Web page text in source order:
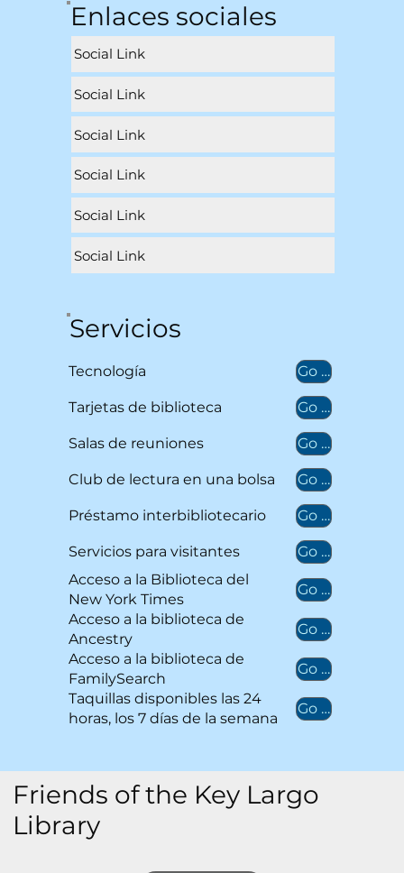
Friends of the Key Largo
Library
Enlaces sociales
Social Link
Social Link
Social Link
Social Link
Social Link
Social Link
Servicios
Tecnología Go to catalog
Tarjetas de biblioteca Go to catalog
Salas de reuniones Go to catalog
Club de lectura en una bolsa Go to catalog
Préstamo interbibliotecario Go to catalog
Servicios para visitantes
Go to catalog
Acceso a la Biblioteca del
New York Times
Go to catalog
Acceso a la biblioteca de
Ancestry
Go to catalog
Acceso a la biblioteca de
FamilySearch
Go to catalog
Taquillas disponibles las 24
horas, los 7 días de la semana
Go to catalog